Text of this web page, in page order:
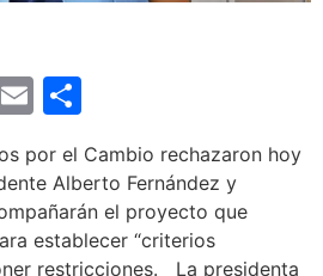
Email
por el Cambio rechazaron hoy
Alberto Fernández y
el proyecto que
establecer “criterios
restricciones. La presidenta